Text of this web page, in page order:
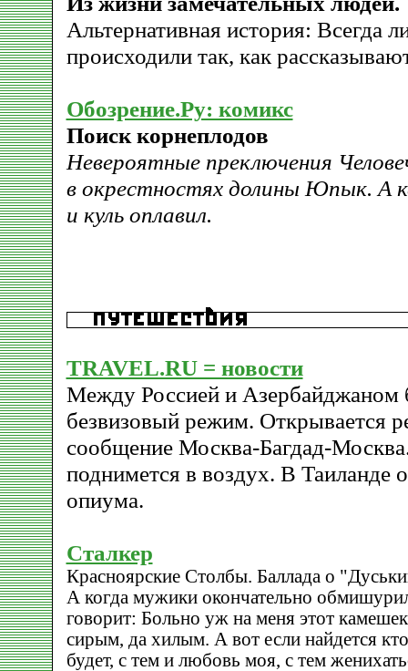
Альтернативная история: Всегда
происходили так, как
Обозрение.Ру: комикс
Поиск корнеплодов
Невероятные преключения
в окрестностях долины Юпык. А
и куль оплавил.
TRAVEL.RU = новости
Между Россией и Азербайджаном
безвизовый режим. Открывается
сообщение Москва-Багдад-
поднимется в воздух. В Таиланде
опиума.
Сталкер
Красноярские Столбы. Баллада о
А когда мужики окончательно
говорит: Больно уж на меня этот
сирым, да хилым. А вот если найдется
будет, с тем и любовь моя, с тем